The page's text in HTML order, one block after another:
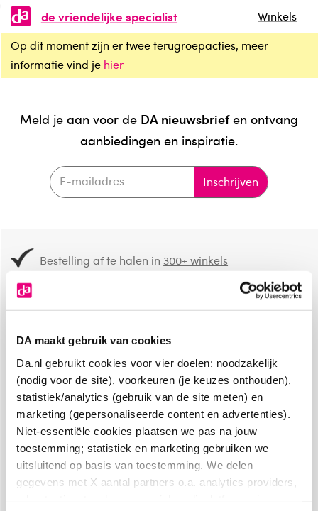
DA maakt gebruik van cookies
Da.nl gebruikt cookies voor vier doelen: noodzakelijk
(nodig voor de site), voorkeuren (je keuzes onthouden),
statistiek/analytics (gebruik van de site meten) en
marketing (gepersonaliseerde content en advertenties).
Niet-essentiële cookies plaatsen we pas na jouw
toestemming; statistiek en marketing gebruiken we
uitsluitend op basis van toestemming. We delen
gegevens met X aantal partners o.a. analytics providers,
de vriendelijke specialist
Winkels
Op dit moment zijn er twee terugroepacties, meer
informatie vind je hier
Meld je aan voor de DA nieuwsbriefen ontvang
aanbiedingen en inspiratie.
Inschrijven
Bestelling af te halen in300+ winkels
8.6 uit4.106 reviews
Over DA
Klantenservice
Assortiment
VolgDAop: